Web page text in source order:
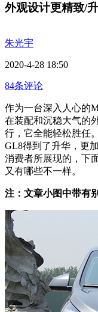
外观设计更精致/
朱光宇
2020-4-28 18:50
84条评论
作为一台深入人心的
在装配和沉稳大气的
行，它全能轻松胜任
GL8得到了升华，更
消费者所展现的，下
又有哪些不一样。
注：文章小图中带有